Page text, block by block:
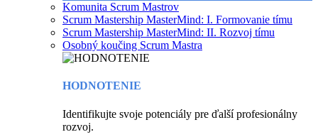
Komunita Scrum Mastrov
Scrum Mastership MasterMind: I. Formovanie tímu
Scrum Mastership MasterMind: II. Rozvoj tímu
Osobný koučing Scrum Mastra
HODNOTENIE
Identifikujte svoje potenciály pre ďalší profesionálny
rozvoj.